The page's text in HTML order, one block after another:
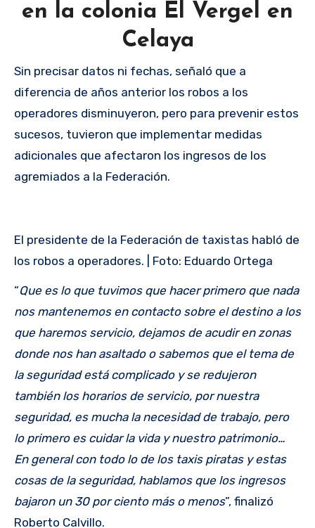
en la colonia El Vergel en
Celaya
Sin precisar datos ni fechas, señaló que a
diferencia de años anterior los robos a los
operadores disminuyeron, pero para prevenir estos
sucesos, tuvieron que implementar medidas
adicionales que afectaron los ingresos de los
agremiados a la Federación.
El presidente de la Federación de taxistas habló de
los robos a operadores. | Foto: Eduardo Ortega
“Que es lo que tuvimos que hacer primero que nada
nos mantenemos en contacto sobre el destino a los
que haremos servicio, dejamos de acudir en zonas
donde nos han asaltado o sabemos que el tema de
la seguridad está complicado y se redujeron
también los horarios de servicio, por nuestra
seguridad, es mucha la necesidad de trabajo, pero
lo primero es cuidar la vida y nuestro patrimonio…
En general con todo lo de los taxis piratas y estas
cosas de la seguridad, hablamos que los ingresos
bajaron un 30 por ciento más o menos”, finalizó
Roberto Calvillo.